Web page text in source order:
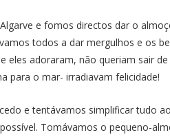
e fomos directos dar o
todos a dar mergulhos e os
eles adoraram, não queriam sair
para o mar- irradiavam felicidade!
e tentávamos simplificar tudo
Tomávamos o pequeno-